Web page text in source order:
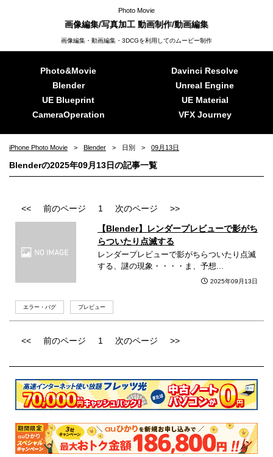
Photo Movie
画像編集/写真加工 動画制作/動画編集
画像編集・動画編集・3DCGを利用してのムービー制作
Photo&Movie
Davinci Resolve
Blender
Unreal Engine
UE Blueprint
UE Material
CameraOperation
VFX Journey
iPhone Photo Movie Blender 日別 09月13日
Blenderの2025年09月13日の記事一覧
<< 前のページ 1 次のページ >>
【Blender】レンダープレビューで影がち
らついたり点滅する
レンダープレビューで影がちらついたり点滅
する、謎の現象・・・・ま、予想...
2025年09月13日
エラー・バグ プレビュー
<< 前のページ 1 次のページ >>